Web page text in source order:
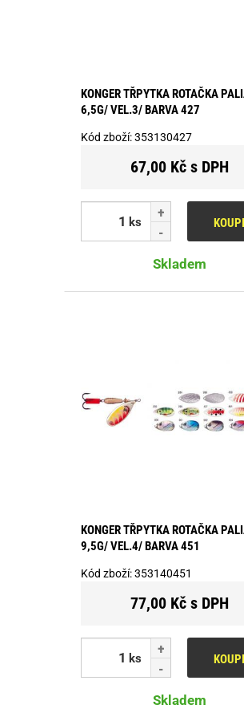
KONGER TŘPYTKA ROTAČKA
6,5G/ VEL.3/ BARVA 427
Kód zboží:353130427
67,00 Kč s DPH
ks
Skladem
KONGER TŘPYTKA ROTAČKA
9,5G/ VEL.4/ BARVA 451
Kód zboží:353140451
77,00 Kč s DPH
ks
Skladem